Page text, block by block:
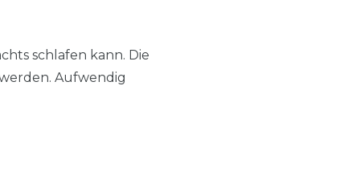
schlafen kann. Die
Aufwendig